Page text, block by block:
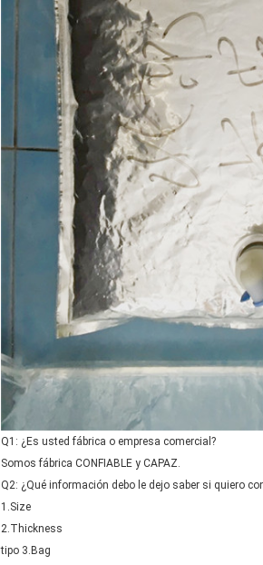
Q1: ¿Es usted fábrica o empresa comercial?
Somos fábrica CONFIABLE y CAPAZ.
Q2: ¿Qué información debo le dejo saber si quiero
1.Size
2.Thickness
tipo 3.Bag